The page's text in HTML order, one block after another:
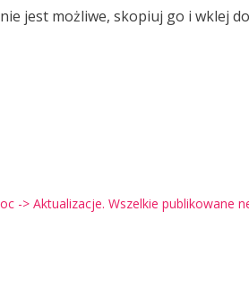
jest możliwe, skopiuj go i wklej
-> Aktualizacje. Wszelkie publikowane